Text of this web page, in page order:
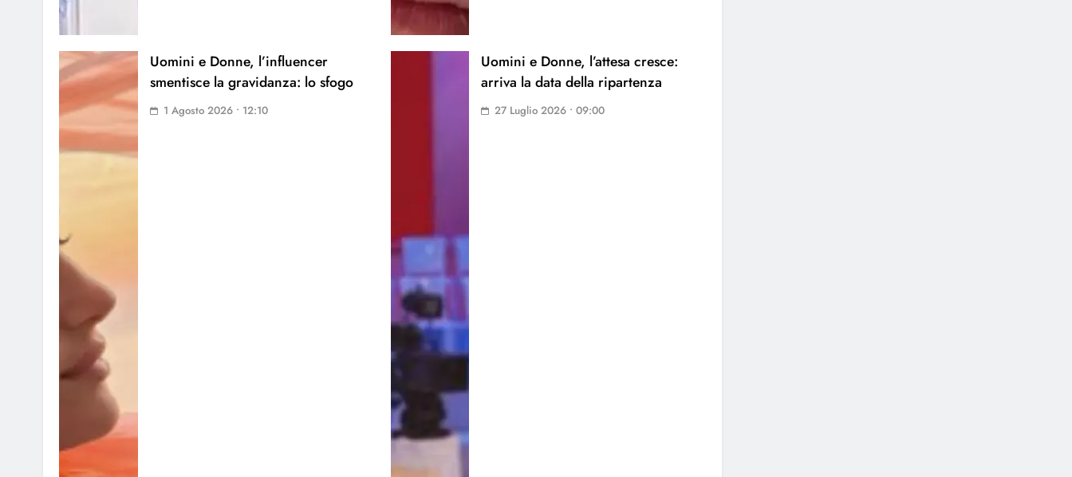
Uomini e Donne, l’influencer
smentisce la gravidanza: lo sfogo
1 Agosto 2026 • 12:10
Uomini e Donne, l’attesa cresce:
arriva la data della ripartenza
27 Luglio 2026 • 09:00